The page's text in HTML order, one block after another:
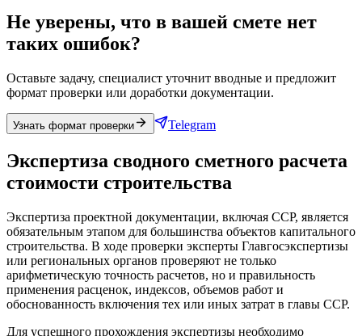
Не уверены, что в вашей смете нет
таких ошибок?
Оставьте задачу, специалист уточнит вводные и предложит
формат проверки или доработки документации.
Узнать формат проверки Telegram
Экспертиза сводного сметного расчета
стоимости строительства
Экспертиза проектной документации, включая ССР, является
обязательным этапом для большинства объектов капитального
строительства. В ходе проверки эксперты Главгосэкспертизы
или региональных органов проверяют не только
арифметическую точность расчетов, но и правильность
применения расценок, индексов, объемов работ и
обоснованность включения тех или иных затрат в главы ССР.
Для успешного прохождения экспертизы необходимо